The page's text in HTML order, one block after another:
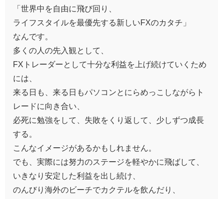
「世界中を自由に飛び回り、
ライフスタイルを最優先する新しいFXのカタチ」
なんです。
多くの人の先入観として、
FXトレーダーとして十分な利益を上げ続けていくため
には、
来る日も、来る日もパソコンとにらめっこしながらト
レードに向き合い、
必死に勉強をして、失敗をくり返して、少しずつ成長
する。
こんなイメージがあるかもしれません。
でも、実際には努力のステージを軽やかに飛ばして、
いきなり安定した利益を出し続け、
のんびり海外のビーチでカクテルを飲んだり、